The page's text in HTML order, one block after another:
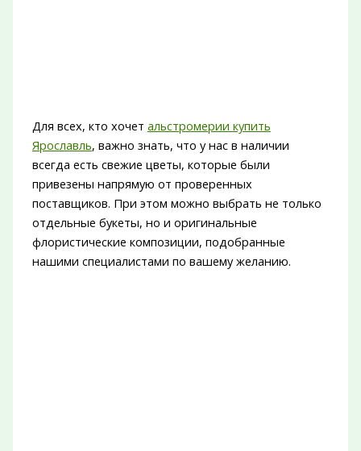
Для всех, кто хочет альстромерии купить
Ярославль, важно знать, что у нас в наличии
всегда есть свежие цветы, которые были
привезены напрямую от проверенных
поставщиков. При этом можно выбрать не только
отдельные букеты, но и оригинальные
флористические композиции, подобранные
нашими специалистами по вашему желанию.